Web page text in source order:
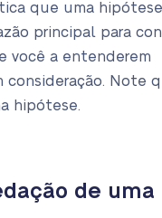
que uma
principal para
você a entenderem
Note
hipótese.
de